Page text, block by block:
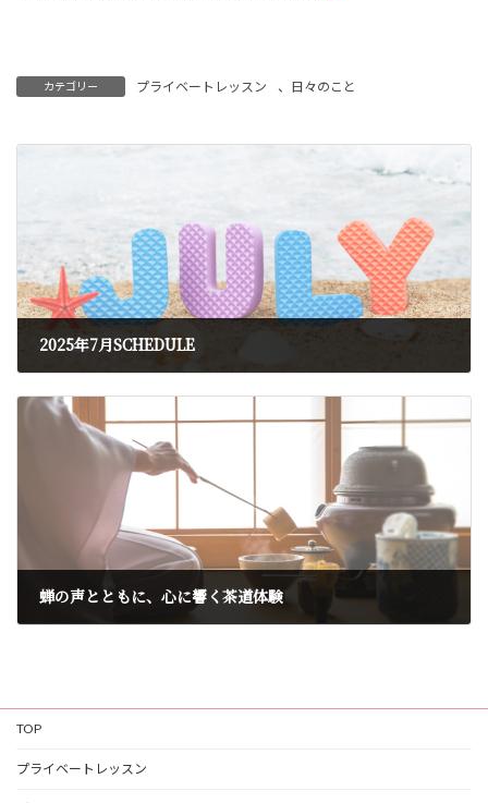
カテゴリー プライベートレッスン 、 日々のこと
2025年7月SCHEDULE
蝉の声とともに、心に響く茶道体験
TOP
プライベートレッスン